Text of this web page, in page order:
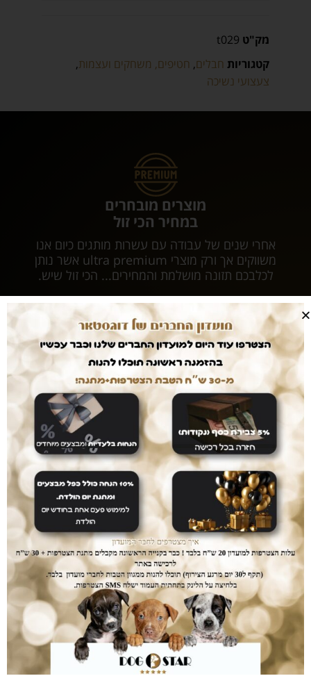
מק"ט t029
קטגוריות חבלים, חטיפים, משחקים ועצמות,
צעצועי נשיכה
מוצרים מובחרים
במחיר הכי זול
אחרי שנים של עבודה עם עשרות מותגים כיום אנו
משווקים אך ורק מוצרי ultra premium אשר נותן
לכלבכם תזונה מושלמת והמחירים... הכי זול שיש.
עושים לכם חיים קלים
המשלוחים עלינו
עם dogstar אין צורך לצאת מהבית. המשלוח יגיע
אליכם עד הבית ללא עלות נוספת.
דואגים לבטחון שלכם
רכישה בטוחה
ממשק הזמנות מאובטח ונגיש אשר יחסוך לכם זמן יקר
בהזמנת המוצרים.
נותנים לכם מענה
לכל שאלה